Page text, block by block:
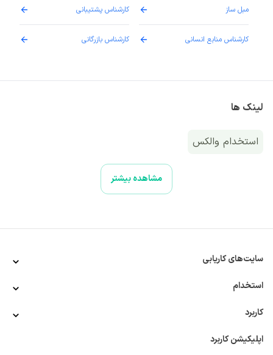
مبل ساز
کارشناس منابع انسانی
کارشناس پشتیبانی
کارشناس بازرگانی
لینک ها
استخدام والکس
مشاهده بیشتر
سایت‌های کاریابی
استخدام
کاربرد
اپلیکیشن کاربرد